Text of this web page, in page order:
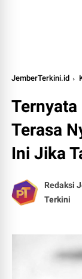
JemberTerkini.id
Terasa
Ini Jika
Redaksi
Terkini